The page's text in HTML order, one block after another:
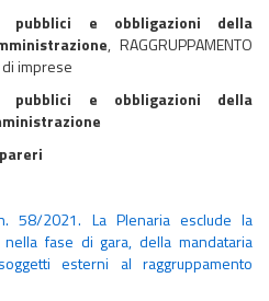
pubblici e obbligazioni della
, RAGGRUPPAMENTO
imprese
pubblici e obbligazioni della
58/2021. La Plenaria esclude la
nella fase di gara, della mandataria
esterni al raggruppamento